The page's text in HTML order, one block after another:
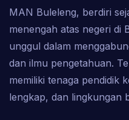
MAN Buleleng, berdiri
menengah atas negeri di
unggul dalam
dan ilmu pengetahuan.
memiliki tenaga pendidik
lengkap, dan lingkungan